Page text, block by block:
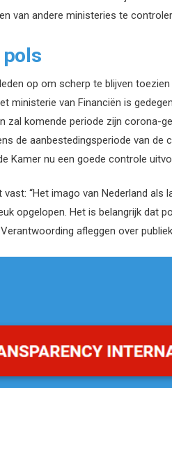
van andere ministeries te
op om scherp te blijven
ministerie van Financiën is
zal komende periode zijn corona-
de aanbestedingsperiode van
Kamer nu een goede controle
“Het imago van Nederland als
opgelopen. Het is belangrijk dat
afleggen over